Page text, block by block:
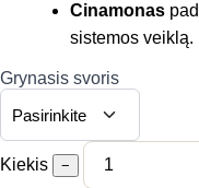
Cinamonas
sistemos veiklą.
Grynasis svoris
Kiekis −